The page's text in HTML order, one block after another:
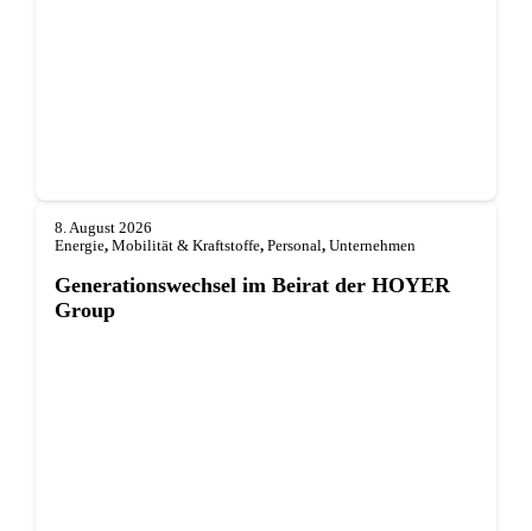
8. August 2026
Energie, Mobilität & Kraftstoffe, Personal, Unternehmen
Generationswechsel im Beirat der HOYER
Group